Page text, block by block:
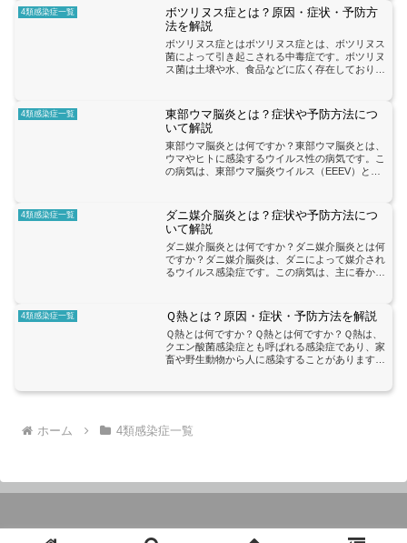
です。鳥インフ...
4類感染症一覧
ボツリヌス症とは？原因・症状・予防方
法を解説
ボツリヌス症とはボツリヌス症とは、ボツリヌス
菌によって引き起こされる中毒症です。ボツリヌ
ス菌は土壌や水、食品などに広く存在しており、
息し、特に低酸素状態...
4類感染症一覧
東部ウマ脳炎とは？症状や予防方法につ
いて解説
東部ウマ脳炎とは何ですか？東部ウマ脳炎とは、
ウマやヒトに感染するウイルス性の病気です。こ
の病気は、東部ウマ脳炎ウイルス（EEEV）とい
内に侵入し、症状が...
4類感染症一覧
ダニ媒介脳炎とは？症状や予防方法につ
いて解説
ダニ媒介脳炎とは何ですか？ダニ媒介脳炎とは何
ですか？ダニ媒介脳炎は、ダニによって媒介され
るウイルス感染症です。この病気は、主に春から
移って吸血することで...
4類感染症一覧 Ｑ熱とは？原因・症状・予防方法を解説
Ｑ熱とは何ですか？Ｑ熱とは何ですか？Ｑ熱は、
クエン酸菌感染症とも呼ばれる感染症であり、家
畜や野生動物から人に感染することがあります。
ホーム 4類感染症一覧